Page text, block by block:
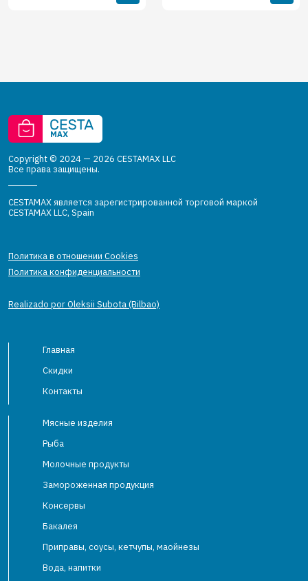
Copyright © 2024 — 2026 CESTAMAX LLC
Все права защищены.
CESTAMAX является зарегистрированной торговой маркой
CESTAMAX LLC, Spain
Политика в отношении Cookies
Политика конфиденциальности
Realizado por Oleksii Subota (Bilbao)
Главная
Скидки
Контакты
Мясные изделия
Рыба
Молочные продукты
Замороженная продукция
Консервы
Бакалея
Приправы, соусы, кетчупы, маойнезы
Вода, напитки